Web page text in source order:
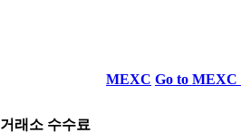
MEXC Go to MEXC
거래소 수수료